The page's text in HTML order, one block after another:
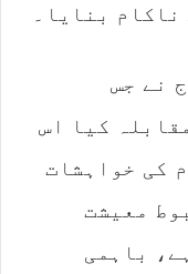
بنایا۔
نے جس
کیا اس
کی خواہشات
معیشت
باہمی